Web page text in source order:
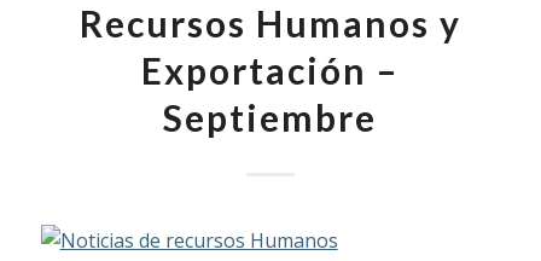
Recursos Humanos y
Exportación –
Septiembre